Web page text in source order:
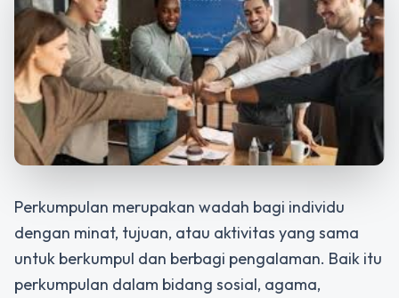
Perkumpulan merupakan wadah bagi individu
dengan minat, tujuan, atau aktivitas yang sama
untuk berkumpul dan berbagi pengalaman. Baik itu
perkumpulan dalam bidang sosial, agama,